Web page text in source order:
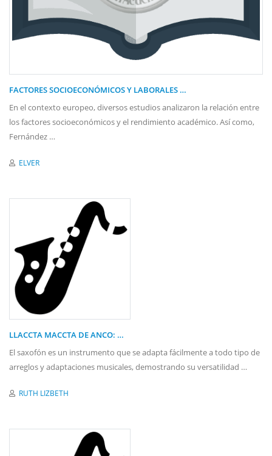
FACTORES SOCIOECONÓMICOS Y LABORALES …
En el contexto europeo, diversos estudios analizaron la relación entre
los factores socioeconómicos y el rendimiento académico. Así como,
Fernández …
ELVER
LLACCTA MACCTA DE ANCO: …
El saxofón es un instrumento que se adapta fácilmente a todo tipo de
arreglos y adaptaciones musicales, demostrando su versatilidad …
RUTH LIZBETH